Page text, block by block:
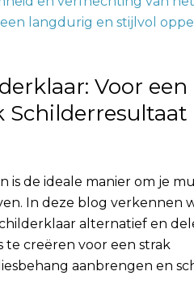
Voor een
Schilderresultaat
is de ideale manier om je
In deze blog verkennen
alternatief en
te creëren voor een strak
aanbrengen en